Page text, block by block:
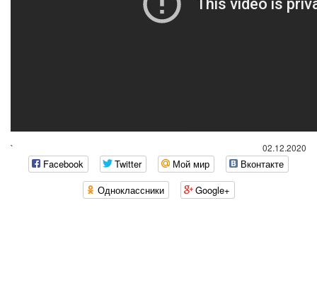
02.12.2020
`
Facebook Twitter Мой мир
Вконтакте
Одноклассники
Google+